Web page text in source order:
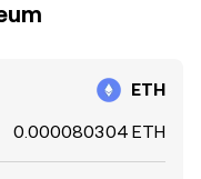
ETH
0.000080304 ETH